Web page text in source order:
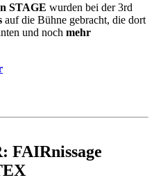
STAGE wurden bei der 3rd
auf die Bühne gebracht, die dort
und noch mehr
FAIRnissage